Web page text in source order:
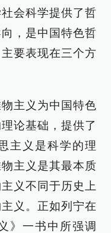
会科学提供了哲
，是中国特色哲
要表现在三个方
主义为中国特色
论基础，提供了
主义是科学的理
主义是其最本质
义不同于历史上
义。正如列宁在
》一书中所强调